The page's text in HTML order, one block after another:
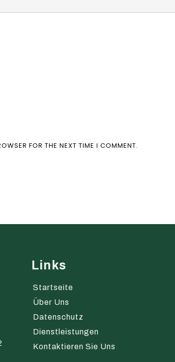
FOR THE NEXT TIME I COMMENT.
Links
Startseite
Über Uns
Datenschutz
Dienstleistungen
Kontaktieren Sie Uns